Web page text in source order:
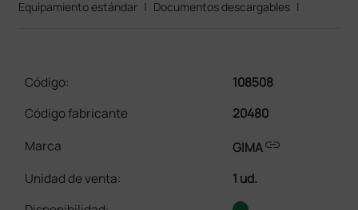
Equipamiento estándar | Documentos descargables |
Código:
108508
Código fabricante
20480
Marca
GIMAlink
Unidad de venta:
1 ud.